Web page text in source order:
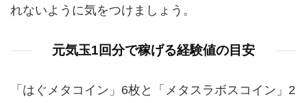
れないように気をつけましょう。
元気玉1回分で稼げる経験値の目安
「はぐメタコイン」6枚と「メタスラボスコイン」2